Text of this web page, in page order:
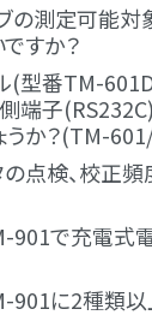
の測定可能対
すか？
(型番TM-
側端子
うか？(TM-
の点検、校正
901で充電式
901に2種類以